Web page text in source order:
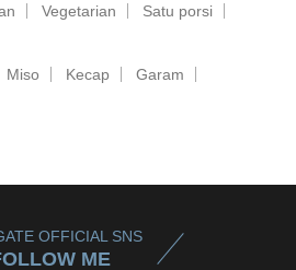
Vegetarian Satu porsi
Miso Kecap
Garam
OFFICIAL SNS
ME